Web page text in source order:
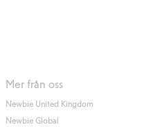
Mer från oss
Newbie United Kingdom
Newbie Global